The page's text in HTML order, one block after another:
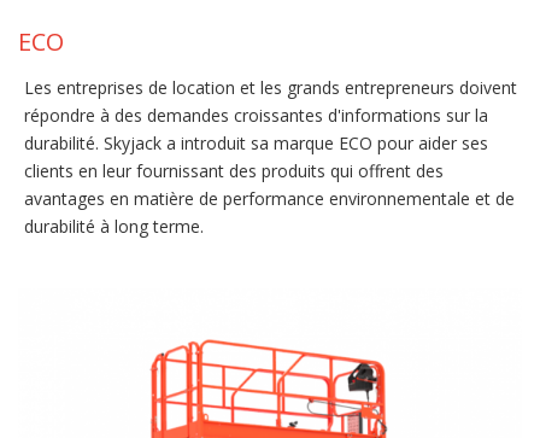
ECO
Les entreprises de location et les grands entrepreneurs doivent
répondre à des demandes croissantes d'informations sur la
durabilité. Skyjack a introduit sa marque ECO pour aider ses
clients en leur fournissant des produits qui offrent des
avantages en matière de performance environnementale et de
durabilité à long terme.